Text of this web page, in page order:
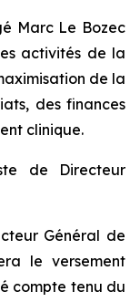
Marc Le Bozec
activités de la
de la
des finances
clinique.
de Directeur
Général de
le versement
compte tenu du